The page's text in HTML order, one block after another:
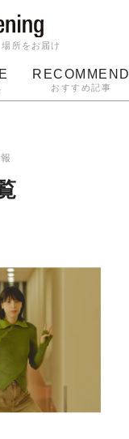
所をお届け
RECOMMEND
おすすめ記事